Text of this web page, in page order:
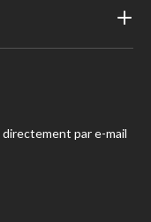
par e-mail